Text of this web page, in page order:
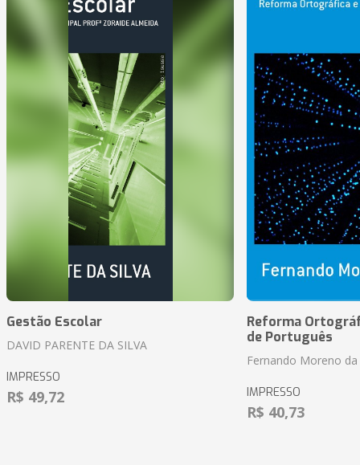
Gestão Escolar
DAVID PARENTE DA SILVA
IMPRESSO
R$ 49,72
Reforma
de Português
Fernando Moreno da
IMPRESSO
R$ 40,73